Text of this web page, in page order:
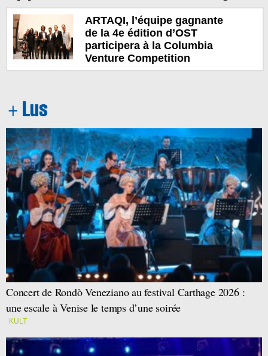
ARTAQI, l’équipe gagnante
de la 4e édition d’OST
participera à la Columbia
Venture Competition
Concert de Rondò Veneziano au festival Carthage 2026 :
une escale à Venise le temps d’une soirée
KULT